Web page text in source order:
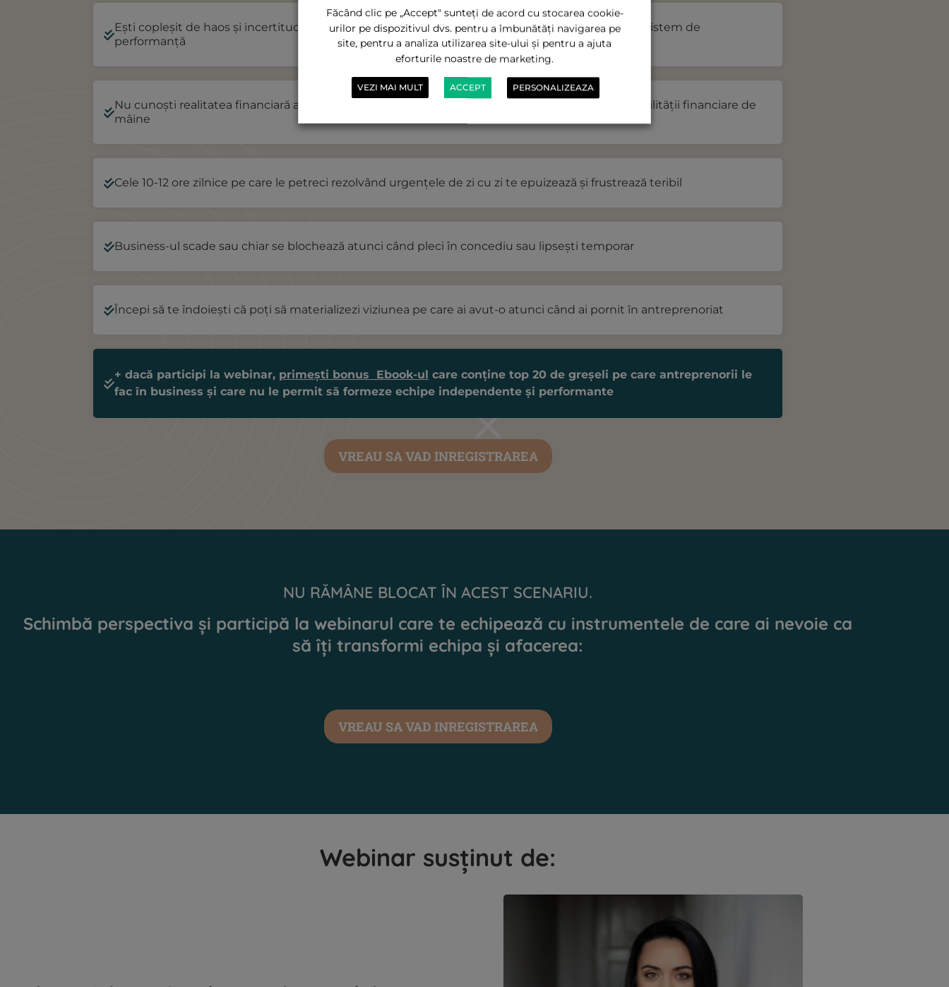
Ești copleșit de haos și incertitudine, iar echipa lucrează dezorganizat și ineficient în lipsa unui sistem de
performanță
Nu cunoști realitatea financiară a afacerii tale, ceea ce îți cauzează nopți alte, stres și teama stabilității financiare de
mâine
Cele 10-12 ore zilnice pe care le petreci rezolvând urgențele de zi cu zi te epuizează și frustrează teribil
Business-ul scade sau chiar se blochează atunci când pleci în concediu sau lipsești temporar
Începi să te îndoiești că poți să materializezi viziunea pe care ai avut-o atunci când ai pornit în antreprenoriat
+ dacă participi la webinar, primești bonus Ebook-ul care conține top 20 de greșeli pe care antreprenorii le
fac în business și care nu le permit să formeze echipe independente și performante
VREAU SA VAD INREGISTRAREA
NU RĂMÂNE BLOCAT ÎN ACEST SCENARIU.
Schimbă perspectiva și participă la webinarul care te echipează cu instrumentele de care ai nevoie ca
să îți transformi echipa și afacerea:
VREAU SA VAD INREGISTRAREA
Webinar susținut de:
Făcând clic pe „Accept" sunteți de acord cu stocarea cookie-
urilor pe dispozitivul dvs. pentru a îmbunătăți navigarea pe
site, pentru a analiza utilizarea site-ului și pentru a ajuta
eforturile noastre de marketing.
VEZI MAI MULT ACCEPT PERSONALIZEAZA